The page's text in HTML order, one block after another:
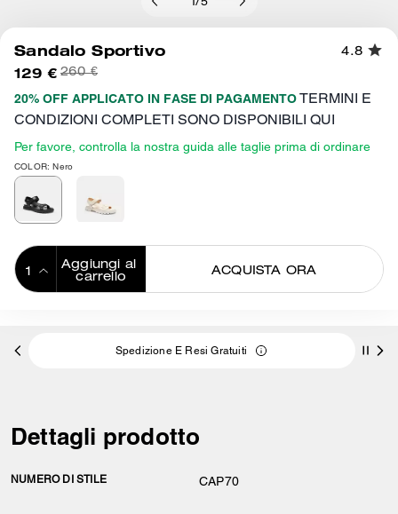
/5
Sandalo Sportivo 4.8
129 € 260 €
20% OFF APPLICATO IN FASE DI PAGAMENTOTERMINI E
CONDIZIONI COMPLETI SONO DISPONIBILI QUI
Per favore, controlla la nostra guida alle taglie prima di ordinare
COLOR: Nero
Aggiungi al
carrello
ACQUISTA ORA
Spedizione E Resi Gratuiti
Dettagli prodotto
NUMERO DI STILE CAP70